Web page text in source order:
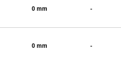
0 mm -
0 mm -